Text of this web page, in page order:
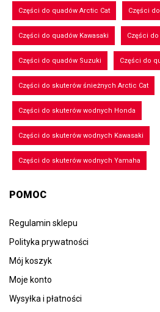
Części do quadów Arctic Cat Części
Części do quadów Kawasaki Części
Części do quadów Suzuki Części do
Części do skuterów śnieżnych Arctic Cat
Części do skuterów wodnych Honda
Części do skuterów wodnych Kawasaki
Części do skuterów wodnych Yamaha
POMOC
Regulamin sklepu
Polityka prywatności
Mój koszyk
Moje konto
Wysyłka i płatności